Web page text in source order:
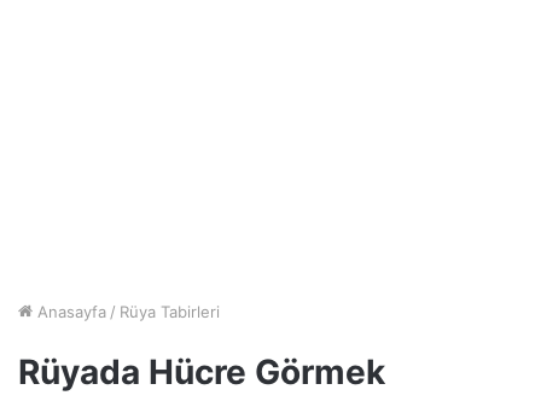
Anasayfa / Rüya Tabirleri
Rüyada Hücre Görmek